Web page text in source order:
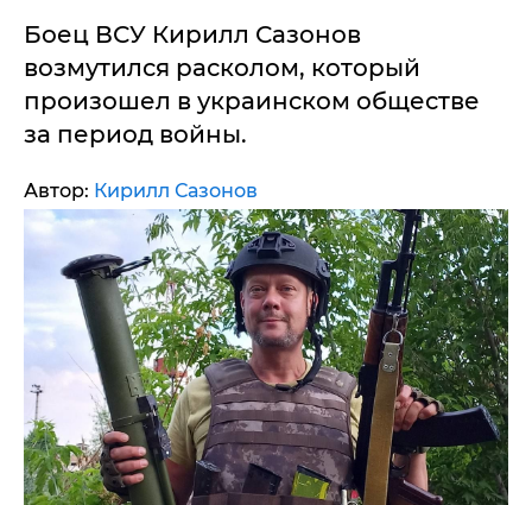
Боец ВСУ Кирилл Сазонов
возмутился расколом, который
произошел в украинском обществе
за период войны.
Автор: Кирилл Сазонов